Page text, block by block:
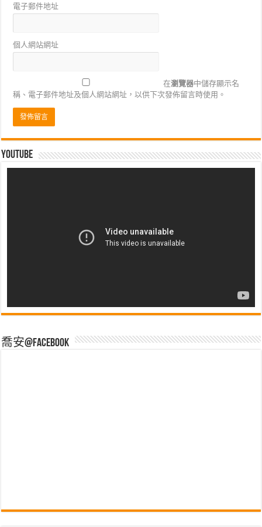
電子郵件地址
個人網站網址
在瀏覽器中儲存顯示名
稱、電子郵件地址及個人網站網址，以供下次發佈留言時使用。
Youtube
喬安@Facebook